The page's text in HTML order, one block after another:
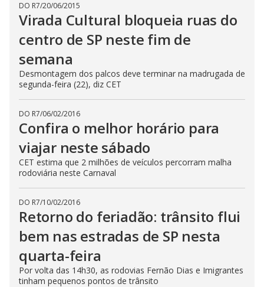
DO R7/20/06/2015
Virada Cultural bloqueia ruas do
centro de SP neste fim de
semana
Desmontagem dos palcos deve terminar na madrugada de
segunda-feira (22), diz CET
DO R7/06/02/2016
Confira o melhor horário para
viajar neste sábado
CET estima que 2 milhões de veículos percorram malha
rodoviária neste Carnaval
DO R7/10/02/2016
Retorno do feriadão: trânsito flui
bem nas estradas de SP nesta
quarta-feira
Por volta das 14h30, as rodovias Fernão Dias e Imigrantes
tinham pequenos pontos de trânsito